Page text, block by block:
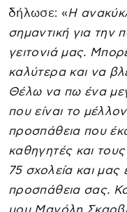
δήλωσε: «Η
σημαντική για την
γειτονιά μας.
καλύτερα και να
Θέλω να πω ένα
που είναι το
προσπάθεια που
καθηγητές και
75 σχολεία και μας
προσπάθεια σας.
μου Μανόλη